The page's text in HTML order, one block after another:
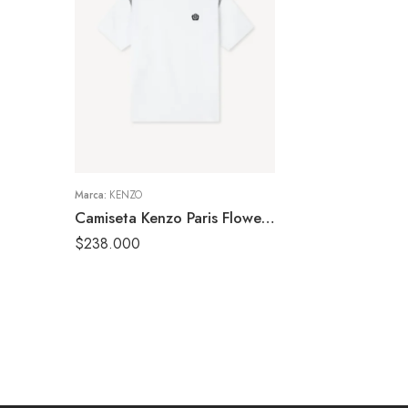
Marca: KENZO
Camiseta Kenzo Paris Flower Blanca
$238.000